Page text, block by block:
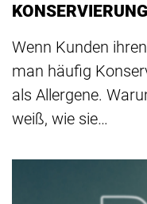
Wenn Kunden
man häufig
als Allergene.
weiß, wie sie…